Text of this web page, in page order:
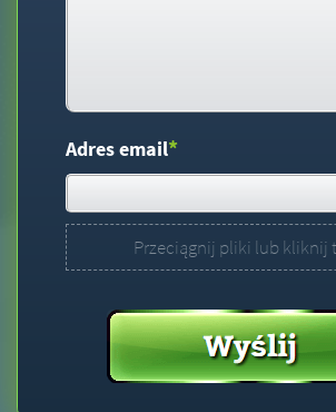
Adres email*
Przeciągnij pliki lub kliknij